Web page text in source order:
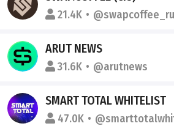
21.4K @swapcoffee_ru
ARUT NEWS
31.6K @arutnews
SMART TOTAL WHITELIST
47.0K